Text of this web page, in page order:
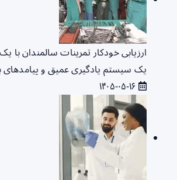
ارزیابی خودکار تمرینات سالمندان با
یک سیستم یادگیری عمیق و پیامدهای